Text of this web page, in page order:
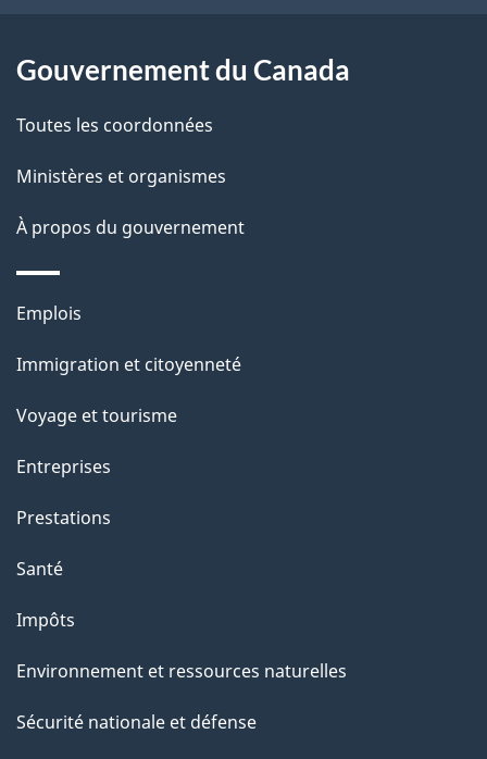
a
g
e
a
c
i
o
s
u
e
t
e
a
g
Gouvernement du Canada
Toutes les coordonnées
Ministères et organismes
À propos du gouvernement
Thèmes
sujets
Emplois
Immigration et citoyenneté
Voyage et tourisme
Entreprises
Prestations
Santé
Impôts
Environnement et ressources naturelles
Sécurité nationale et défense